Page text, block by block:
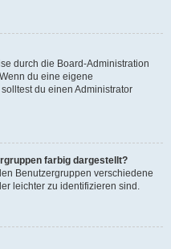
durch die Board-Administration
du eine eigene
du einen Administrator
farbig dargestellt?
Benutzergruppen verschiedene
leichter zu identifizieren sind.